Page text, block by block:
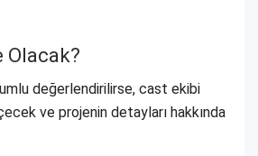
Olacak?
değerlendirilirse, cast ekibi
ve projenin detayları hakkında